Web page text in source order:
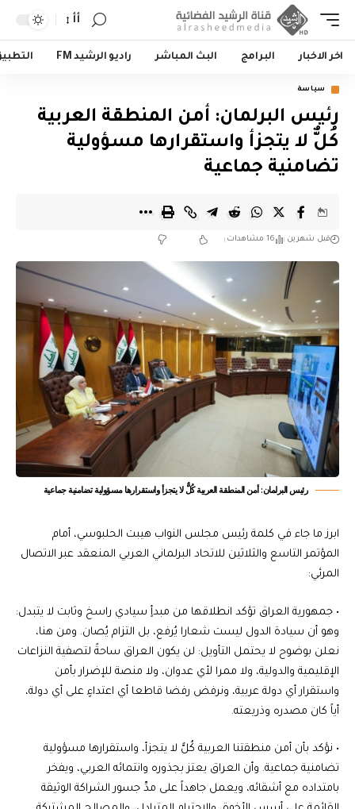
أأ
اخر الاخبار البرامج البث المباشر راديو الرشيد FM
سياسة
رئيس البرلمان: أمن المنطقة العربية
كُلٌّ لا يتجزأ واستقرارها مسؤولية
تضامنية جماعية
قبل شهرين 16 مشاهدات
رئيس البرلمان: أمن المنطقة العربية كُلٌّ لا يتجزأ واستقرارها مسؤولية تضامنية جماعية
ابرز ما جاء في كلمة رئيس مجلس النواب هيبت الحلبوسي، أمام
المؤتمر التاسع والثلاثين للاتحاد البرلماني العربي المنعقد عبر الاتصال
المرئي:
• جمهورية العراق تؤكد انطلاقها من مبدأٍ سيادي راسخ وثابت لا يتبدل:
وهو أن سيادة الدول ليست شعارا يُرفع، بل التزام يُصان. ومن هنا،
نعلن بوضوح لا يحتمل التأويل: لن يكون العراق ساحةً لتصفية النزاعات
الإقليمية والدولية، ولا ممرا لأي عدوان، ولا منصة للإضرار بأمن
واستقرار أي دولة عربية، ونرفض رفضا قاطعا أي اعتداءٍ على أي دولة،
أياً كان مصدره وذريعته.
• نؤكد بأن أمن منطقتنا العربية كُلٌّ لا يتجزأ، واستقرارها مسؤولية
تضامنية جماعية. وأن العراق يعتز بجذوره وانتمائه العربي، ويفخر
بامتداده مع أشقائه، ويعمل جاهداً على مدِّ جسور الشراكة الوثيقة